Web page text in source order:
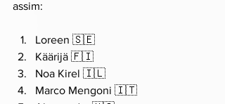
assim:
Loreen 🇸🇪
Käärijä 🇫🇮
Noa Kirel 🇮🇱
Marco Mengoni 🇮🇹